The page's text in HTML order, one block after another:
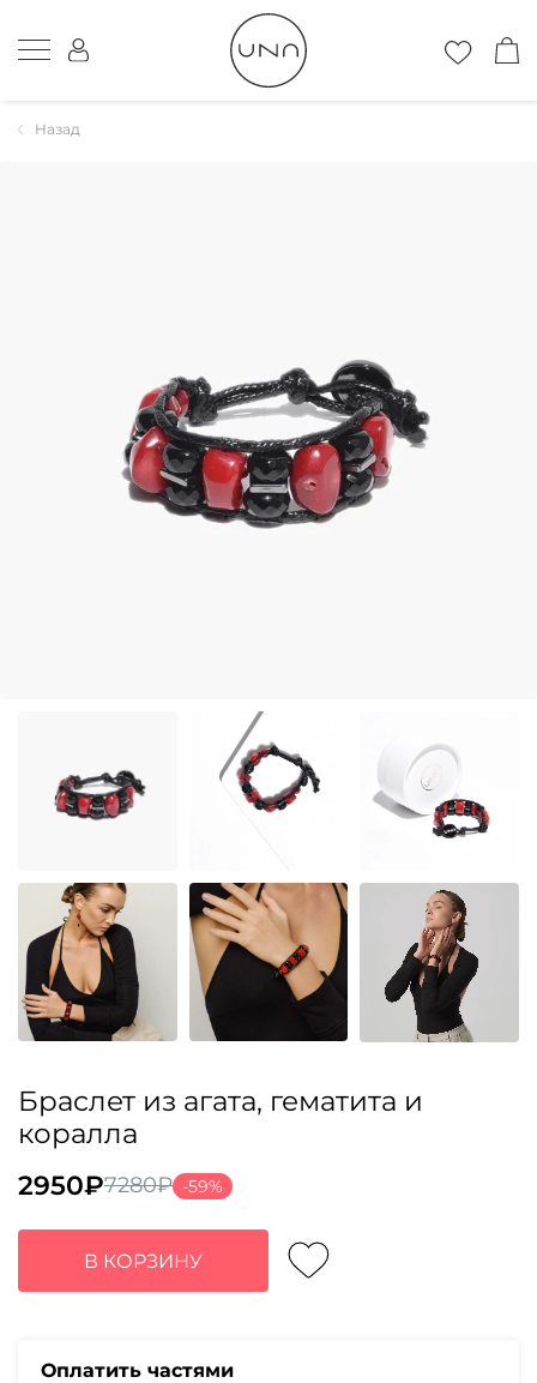
Назад
Браслет из агата, гематита и
коралла
7280₽
Первоначальная
цена
составляла
7280₽.
2950₽
Текущая
цена:
2950₽.
-59%
В КОРЗИНУ
Оплатить частями